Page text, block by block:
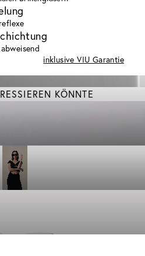
inklusive VIU Garantie
KÖNNTE